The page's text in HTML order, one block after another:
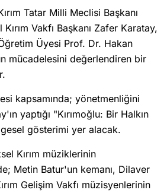
Tatar Milli Meclisi Başkanı
Vakfı Başkanı Zafer Karatay,
Üyesi Prof. Dr. Hakan
mücadelesini değerlendiren bir
kapsamında; yönetmenliğini
yaptığı "Kırımoğlu: Bir Halkın
gösterimi yer alacak.
Kırım müziklerinin
Metin Batur'un kemanı, Dilaver
Gelişim Vakfı müzisyenlerinin